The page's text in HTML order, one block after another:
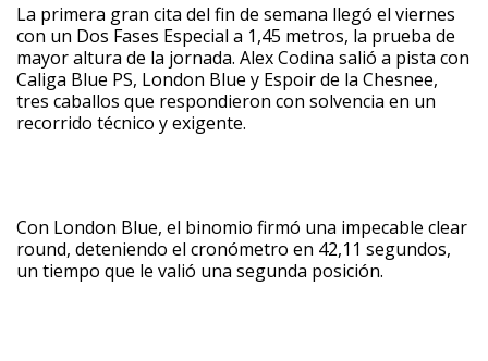
La primera gran cita del fin de semana llegó el viernes
con un Dos Fases Especial a 1,45 metros, la prueba de
mayor altura de la jornada. Alex Codina salió a pista con
Caliga Blue PS, London Blue y Espoir de la Chesnee,
tres caballos que respondieron con solvencia en un
recorrido técnico y exigente.
Con London Blue, el binomio firmó una impecable clear
round, deteniendo el cronómetro en 42,11 segundos,
un tiempo que le valió una segunda posición.